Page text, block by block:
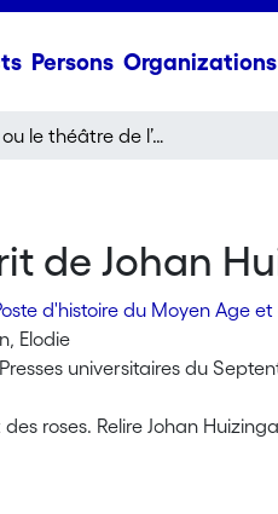
Persons Organizations
La cour ou le théâtre de l’esprit de Johan Huizinga
de Johan
d'histoire du Moyen Age
Elodie
universitaires du
roses. Relire Johan